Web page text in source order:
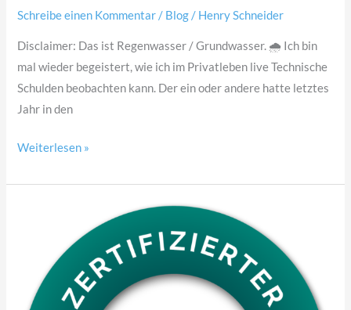
Schreibe einen Kommentar / Blog / Henry Schneider
Disclaimer: Das ist Regenwasser / Grundwasser. 🌧 Ich bin
mal wieder begeistert, wie ich im Privatleben live Technische
Schulden beobachten kann. Der ein oder andere hatte letztes
Jahr in den
Weiterlesen »
Informations
07.05.2026